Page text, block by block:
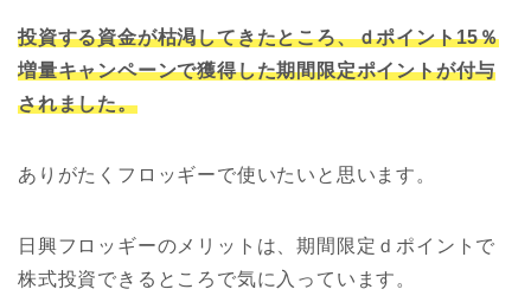
投資する資金が枯渇してきたところ、ｄポイント15％
増量キャンペーンで獲得した期間限定ポイントが付与
されました。
ありがたくフロッギーで使いたいと思います。
日興フロッギーのメリットは、期間限定ｄポイントで
株式投資できるところで気に入っています。